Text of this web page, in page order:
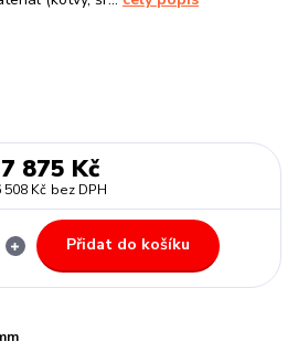
7 875 Kč
508 Kč bez DPH
Přidat do košíku